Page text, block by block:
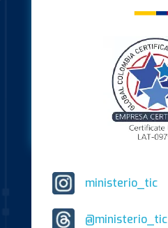
ministerio_tic
@ministerio_tic